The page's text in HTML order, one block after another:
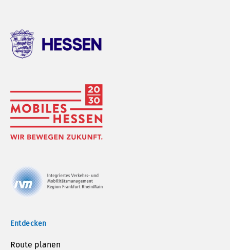
Entdecken
Route planen